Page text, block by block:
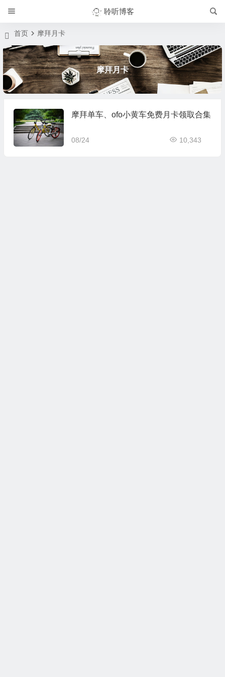
聆听博客
首页 摩拜月卡
摩拜月卡
摩拜单车、ofo小黄车免费月卡领取合集
08/24 10,343